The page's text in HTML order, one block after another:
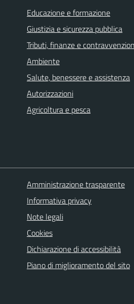
Educazione e formazione
Giustizia e sicurezza pubblica
Tributi, finanze e
Ambiente
Salute, benessere e assistenza
Autorizzazioni
Agricoltura e pesca
Amministrazione trasparente
Informativa privacy
Note legali
Cookies
Dichiarazione di accessibilità
Piano di miglioramento del sito